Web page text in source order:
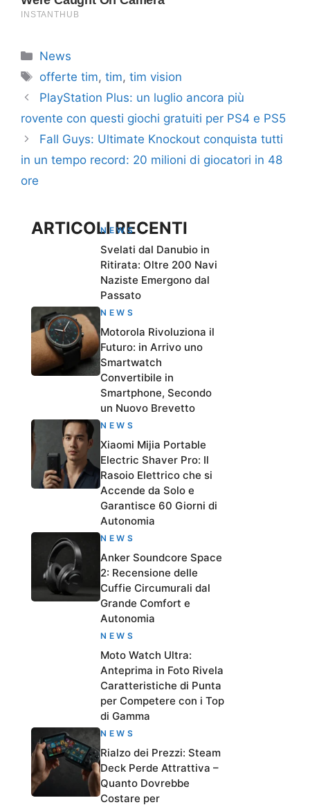
Categorie
News
Tag
offerte tim,tim,tim vision
PlayStation Plus: un luglio ancora più
rovente con questi giochi gratuiti per PS4 e PS5
Fall Guys: Ultimate Knockout conquista tutti
in un tempo record: 20 milioni di giocatori in 48
ore
ARTICOLI RECENTI
NEWS
Svelati dal Danubio in
Ritirata: Oltre 200 Navi
Naziste Emergono dal
Passato
NEWS
Motorola Rivoluziona il
Futuro: in Arrivo uno
Smartwatch
Convertibile in
Smartphone, Secondo
un Nuovo Brevetto
NEWS
Xiaomi Mijia Portable
Electric Shaver Pro: Il
Rasoio Elettrico che si
Accende da Solo e
Garantisce 60 Giorni di
Autonomia
NEWS
Anker Soundcore Space
2: Recensione delle
Cuffie Circumurali dal
Grande Comfort e
Autonomia
NEWS
Moto Watch Ultra:
Anteprima in Foto Rivela
Caratteristiche di Punta
per Competere con i Top
di Gamma
NEWS
Rialzo dei Prezzi: Steam
Deck Perde Attrattiva –
Quanto Dovrebbe
Costare per